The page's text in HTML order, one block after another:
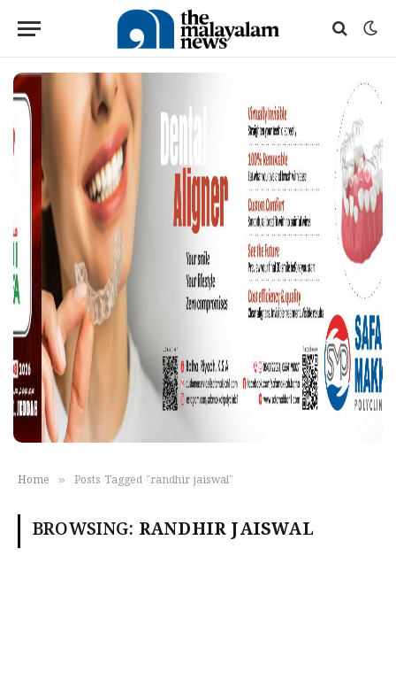
Home » Posts Tagged "randhir jaiswal"
BROWSING: RANDHIR JAISWAL